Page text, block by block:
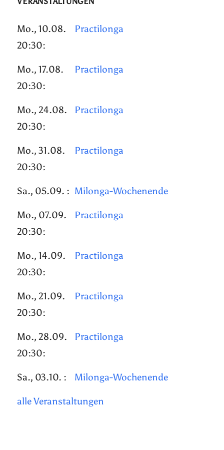
Mo., 10.08.
20:30:
Practilonga
Mo., 17.08.
20:30:
Practilonga
Mo., 24.08.
20:30:
Practilonga
Mo., 31.08.
20:30:
Practilonga
Sa., 05.09. : Milonga-Wochenende
Mo., 07.09.
20:30:
Practilonga
Mo., 14.09.
20:30:
Practilonga
Mo., 21.09.
20:30:
Practilonga
Mo., 28.09.
20:30:
Practilonga
Sa., 03.10. : Milonga-Wochenende
alle Veranstaltungen